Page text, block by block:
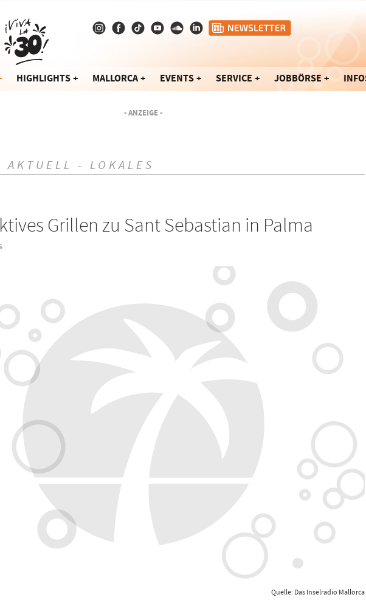
HIGHLIGHTS MALLORCA EVENTS SERVICE JOBBÖRSE
- ANZEIGE -
AKTUELL - LOKALES
Grillen zu Sant Sebastian in Palma
Quelle: Das Inselradio Mallorca